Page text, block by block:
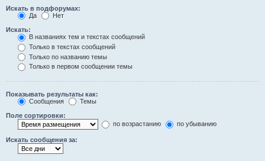
Искать в подфорумах:
Да
Нет
Искать:
В названиях тем и текстах сообщений
Только в текстах сообщений
Только по названию темы
Только в первом сообщении темы
Показывать результаты как:
Сообщения
Темы
Поле сортировки:
по возрастанию
по убыванию
Искать сообщения за: